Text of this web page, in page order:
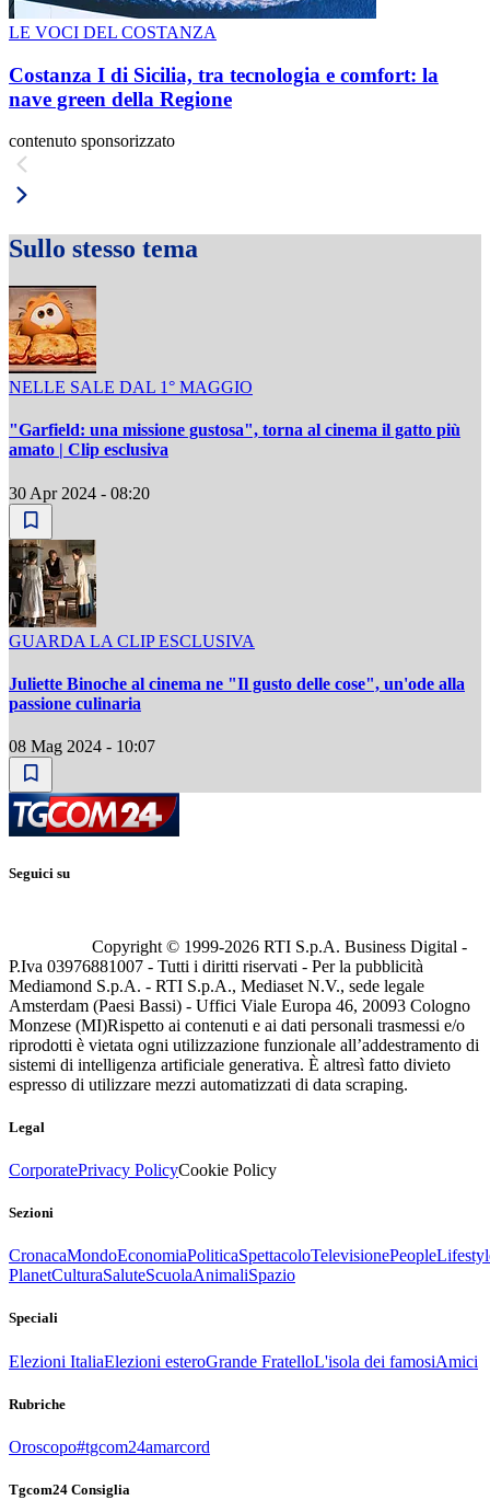
LE VOCI DEL COSTANZA
Costanza I di Sicilia, tra tecnologia e comfort: la
nave green della Regione
contenuto sponsorizzato
Sullo stesso tema
NELLE SALE DAL 1° MAGGIO
"Garfield: una missione gustosa", torna al cinema il gatto più
amato | Clip esclusiva
30 Apr 2024 - 08:20
GUARDA LA CLIP ESCLUSIVA
Juliette Binoche al cinema ne "Il gusto delle cose", un'ode alla
passione culinaria
08 Mag 2024 - 10:07
Seguici su
Copyright © 1999-2026 RTI S.p.A. Business Digital -
P.Iva 03976881007 - Tutti i diritti riservati - Per la pubblicità
Mediamond S.p.A. - RTI S.p.A., Mediaset N.V., sede legale
Amsterdam (Paesi Bassi) - Uffici Viale Europa 46, 20093 Cologno
Monzese (MI)Rispetto ai contenuti e ai dati personali trasmessi e/o
riprodotti è vietata ogni utilizzazione funzionale all’addestramento di
sistemi di intelligenza artificiale generativa. È altresì fatto divieto
espresso di utilizzare mezzi automatizzati di data scraping.
Legal
CorporatePrivacy PolicyCookie Policy
Sezioni
CronacaMondoEconomiaPoliticaSpettacoloTelevisionePeople
PlanetCulturaSaluteScuolaAnimaliSpazio
Speciali
Elezioni ItaliaElezioni esteroGrande FratelloL'isola dei famosiAmici
Rubriche
Oroscopo#tgcom24amarcord
Tgcom24 Consiglia